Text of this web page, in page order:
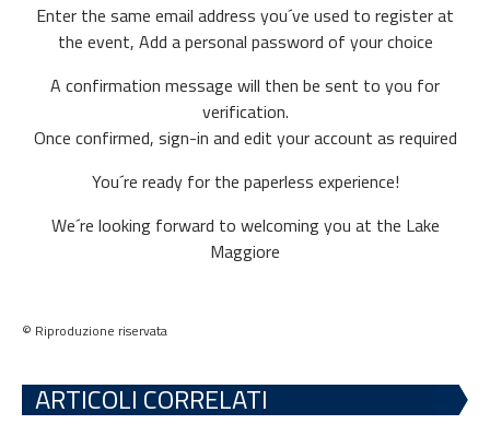
Enter the same email address you´ve used to register at
the event, Add a personal password of your choice
A confirmation message will then be sent to you for
verification.
Once confirmed, sign-in and edit your account as required
You´re ready for the paperless experience!
We´re looking forward to welcoming you at the Lake
Maggiore
© Riproduzione riservata
ARTICOLI CORRELATI